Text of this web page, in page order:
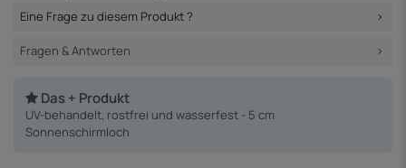
Eine Frage zu diesem Produkt ?
Fragen & Antworten
Das + Produkt
UV-behandelt, rostfrei und wasserfest - 5 cm
Sonnenschirmloch